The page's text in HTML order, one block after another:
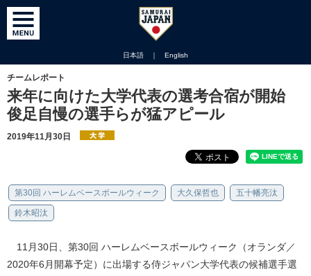
日本語 ｜ English
チームレポート
来年に向けた大学代表の選考合宿が開始
俊足自慢の選手らが猛アピール
2019年11月30日
第30回 ハーレムベースボールウィーク 大久保哲也 五十幡亮汰
鈴木昭汰
11月30日、第30回 ハーレムベースボールウィーク（オランダ／
2020年6月開幕予定）に出場する侍ジャパン大学代表の候補選手選